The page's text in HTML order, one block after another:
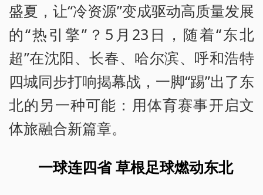
盛夏，让“冷资源”变成驱动高质量发展
的“热引擎”？5月23日，随着“东北
超”在沈阳、长春、哈尔滨、呼和浩特
四城同步打响揭幕战，一脚“踢”出了东
北的另一种可能：用体育赛事开启文
体旅融合新篇章。
一球连四省 草根足球燃动东北